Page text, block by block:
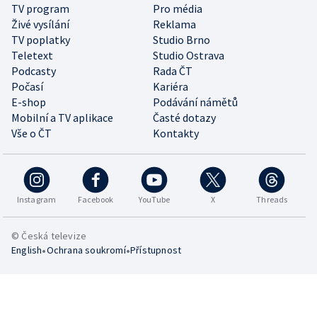
TV program
Pro média
Živé vysílání
Reklama
TV poplatky
Studio Brno
Teletext
Studio Ostrava
Podcasty
Rada ČT
Počasí
Kariéra
E-shop
Podávání námětů
Mobilní a TV aplikace
Časté dotazy
Vše o ČT
Kontakty
Instagram Facebook YouTube X Threads
© Česká televize
English•Ochrana soukromí•Přístupnost